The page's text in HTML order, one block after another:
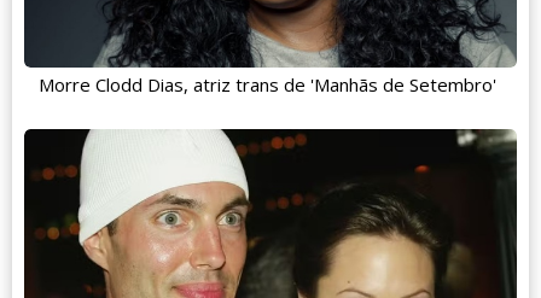
Morre Clodd Dias, atriz trans de 'Manhãs de Setembro'